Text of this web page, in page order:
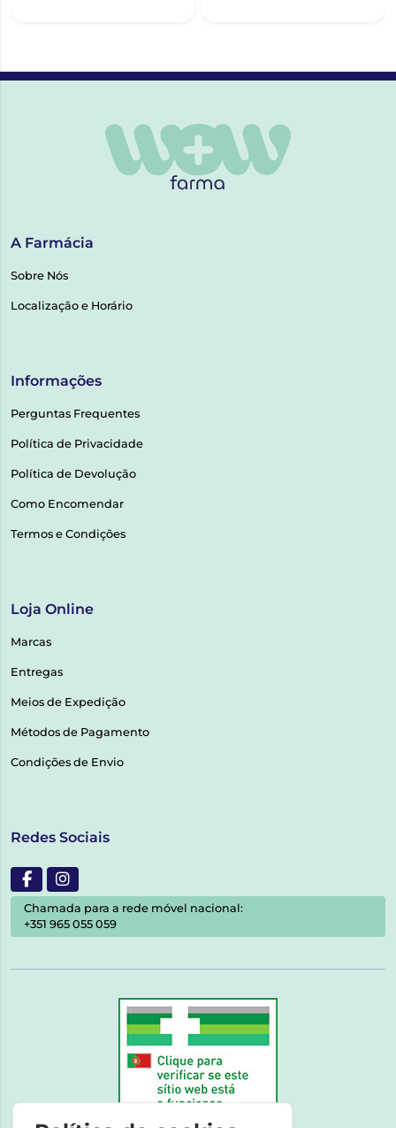
A Farmácia
Sobre Nós
Localização e Horário
Informações
Perguntas Frequentes
Política de Privacidade
Política de Devolução
Como Encomendar
Termos e Condições
Loja Online
Marcas
Entregas
Meios de Expedição
Métodos de Pagamento
Condições de Envio
Redes Sociais
Chamada para a rede móvel nacional:
+351 965 055 059